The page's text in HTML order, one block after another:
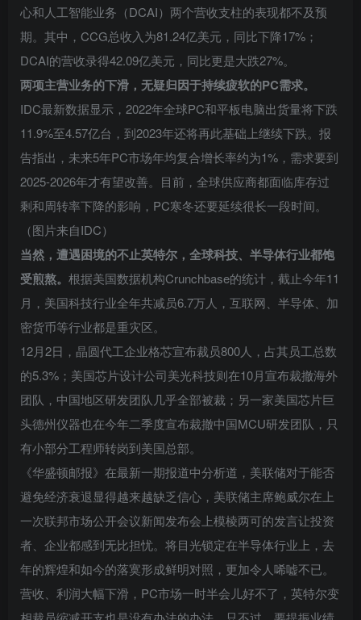
心和人工智能业务（DCAI）两个营收支柱的表现都不及预
期。其中，CCG总收入为81.24亿美元，同比下降17%；
DCAI的营收录得42.09亿美元，同比更是大跌27%。
两项主营业务的下滑，无疑归因于持续疲软的PC需求。
IDC最新数据显示，2022年全球PC和平板电脑出货量将下跌
11.9%至4.57亿台，到2023年还将再此基础上继续下跌。报
告指出，未来5年PC市场年均复合增长率约为1%，需求要到
2025-2026年才有望改善。目前，全球供应商都面临库存过
剩和周转率下降的影响，PC寒冬还要延续很长一段时间。
（图片来自IDC）
当然，遭遇困境的不止英特尔，全球科技、半导体行业都饱
受煎熬。 根据美国数据机构Crunchbase的统计，截止今年11
月，美国科技行业全年共减员6.7万人，互联网、半导体、加
密货币等行业都是重灾区。
12月2日，晶圆代工企业格芯宣布裁员800人，占其员工总数
的5.3%；美国芯片设计公司美光科技则在10月宣布裁撤海外
团队，中国地区研发团队几乎全部被裁；另一家美国芯片巨
头德州仪器也在今年二季度宣布裁撤中国MCU研发团队，只
有小部分工程师转岗到美国总部。
《华盛顿邮报》在最新一期报道中分析道，美联储对于能否
避免经济衰退显得越来越缺乏信心，美联储主席鲍威尔在上
一次联邦市场公开会议新闻发布会上模棱两可的发言让投资
者、企业都感到无比担忧。将目光锁定在半导体行业上，去
年的辉煌和如今的落寞形成鲜明对照，更加令人唏嘘不已。
营收、利润大幅下滑，PC市场一时半会儿好不了，英特尔变